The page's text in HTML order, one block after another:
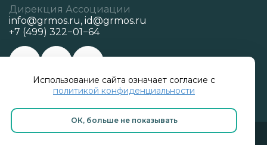
Использование сайта означает согласие с
политикой конфиденциальности
ОК, больше не показывать
Дирекция Ассоциации
info@grmos.ru, id@grmos.ru
+7 (499) 322−01−64
Политика конфиденциальности